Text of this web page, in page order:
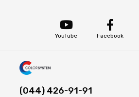
YouTube Facebook
(044) 426-91-91